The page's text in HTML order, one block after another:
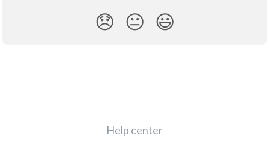
😞 😐 😃
Help center